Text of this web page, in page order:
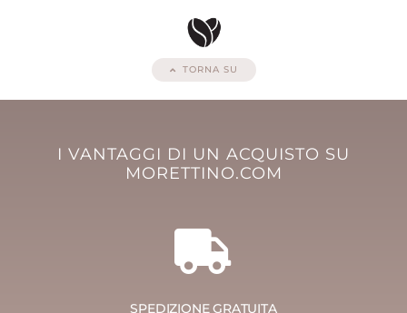
TORNA SU
I VANTAGGI DI UN ACQUISTO SU
MORETTINO.COM
SPEDIZIONE GRATUITA